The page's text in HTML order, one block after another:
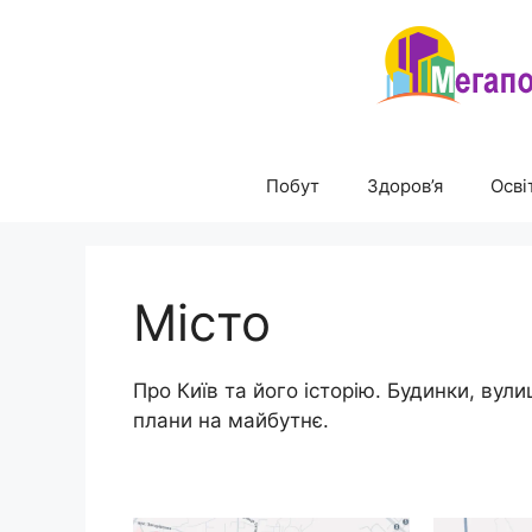
Побут Здоров’я
Місто
Про Київ та його історію. Будинки,
плани на майбутнє.